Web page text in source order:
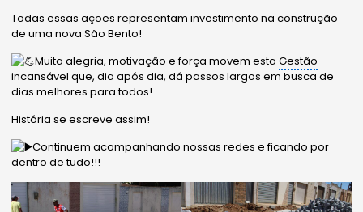
Todas essas ações representam investimento na construção
de uma nova São Bento!
Muita alegria, motivação e força movem estaGestão
incansável que, dia após dia, dá passos largos em busca de
dias melhores para todos!
História se escreve assim!
Continuem acompanhando nossas redes e ficando por
dentro de tudo!!!